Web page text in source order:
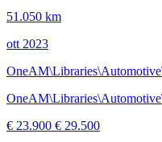
51.050 km
ott 2023
€ 23.900 € 29.500